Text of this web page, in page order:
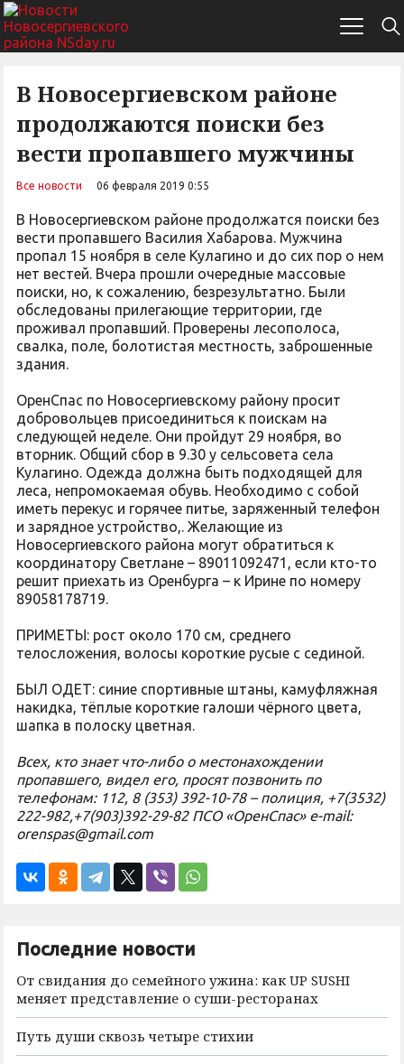
В Новосергиевском районе
продолжаются поиски без
вести пропавшего мужчины
Все новости 06 февраля 2019 0:55
В Новосергиевском районе продолжатся поиски без
вести пропавшего Василия Хабарова. Мужчина
пропал 15 ноября в селе Кулагино и до сих пор о нем
нет вестей. Вчера прошли очередные массовые
поиски, но, к сожалению, безрезультатно. Были
обследованы прилегающие территории, где
проживал пропавший. Проверены лесополоса,
свалка, поле, болотистая местность, заброшенные
здания.
ОренСпас по Новосергиевскому району просит
добровольцев присоединиться к поискам на
следующей неделе. Они пройдут 29 ноября, во
вторник. Общий сбор в 9.30 у сельсовета села
Кулагино. Одежда должна быть подходящей для
леса, непромокаемая обувь. Необходимо с собой
иметь перекус и горячее питье, заряженный телефон
и зарядное устройство,. Желающие из
Новосергиевского района могут обратиться к
координатору Светлане – 89011092471, если кто-то
решит приехать из Оренбурга – к Ирине по номеру
89058178719.
ПРИМЕТЫ: рост около 170 см, среднего
телосложения, волосы короткие русые с сединой.
БЫЛ ОДЕТ: синие спортивные штаны, камуфляжная
накидка, тёплые короткие галоши чёрного цвета,
шапка в полоску цветная.
Всех, кто знает что-либо о местонахождении
пропавшего, видел его, просят позвонить по
телефонам: 112, 8 (353) 392-10-78 – полиция, +7(3532)
222-982,+7(903)392-29-82 ПСО «ОренСпас» e-mail:
orenspas@gmail.com
Последние новости
От свидания до семейного ужина: как UP SUSHI
меняет представление о суши-ресторанах
Путь души сквозь четыре стихии